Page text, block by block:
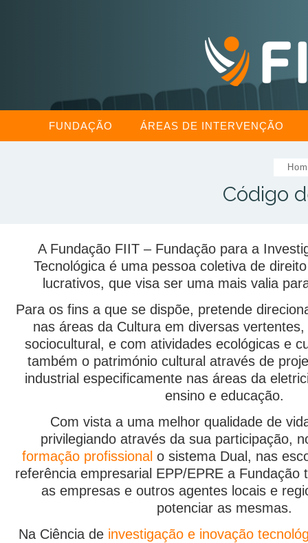
FUNDAÇÃO ÁREAS DE INTERVENÇÃO
Código
A Fundação FIIT – Fundação para a
Tecnológica é uma pessoa coletiva de
lucrativos, que visa ser uma mais valia
Para os fins a que se dispõe, pretende
nas áreas da Cultura em diversas
sociocultural, e com atividades ecológicas e
também o património cultural através de
industrial especificamente nas áreas da
ensino e educação.
Com vista a uma melhor qualidade de
privilegiando através da sua participação,
formação profissional o sistema Dual, nas
referência empresarial EPP/EPRE a Fundação
as empresas e outros agentes locais e
potenciar as mesmas.
Na Ciência de investigação e inovação